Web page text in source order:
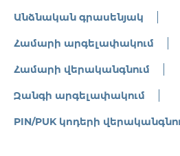
Անձնական գրասենյակ
Համարի արգելափակում
Համարի վերականգնում
Զանգի արգելափակում
PIN/PUK կոդերի